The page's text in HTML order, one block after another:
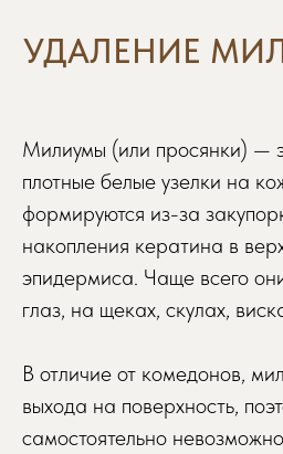
Милиумы (или просянки) —
плотные белые узелки на
формируются из-за
накопления кератина в
эпидермиса. Чаще всего
глаз, на щеках, скулах,
В отличие от комедонов,
выхода на поверхность,
самостоятельно